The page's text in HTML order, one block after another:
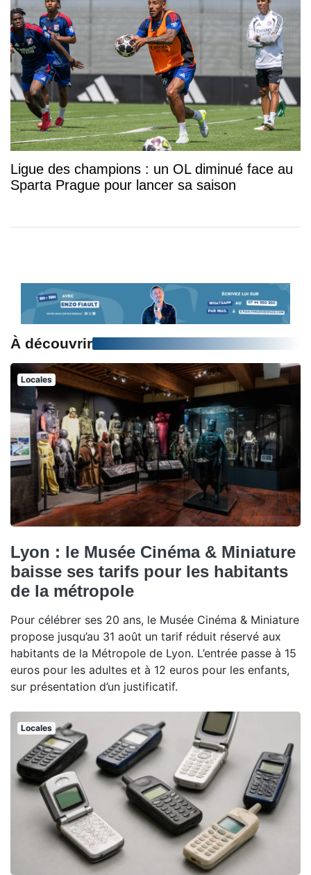
Ligue des champions : un OL diminué face au
Sparta Prague pour lancer sa saison
À découvrir
Locales
Lyon : le Musée Cinéma & Miniature
baisse ses tarifs pour les habitants
de la métropole
Pour célébrer ses 20 ans, le Musée Cinéma & Miniature
propose jusqu’au 31 août un tarif réduit réservé aux
habitants de la Métropole de Lyon. L’entrée passe à 15
euros pour les adultes et à 12 euros pour les enfants,
sur présentation d’un justificatif.
Locales